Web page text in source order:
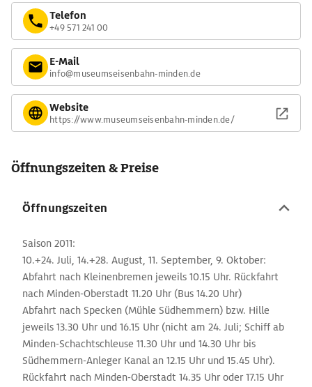
Telefon
+49 571 241 00
E-Mail
info@museumseisenbahn-minden.de
Website
https://www.museumseisenbahn-minden.de/
Öffnungszeiten & Preise
Öffnungszeiten
Saison 2011:
10.+24. Juli, 14.+28. August, 11. September, 9. Oktober:
Abfahrt nach Kleinenbremen jeweils 10.15 Uhr. Rückfahrt
nach Minden-Oberstadt 11.20 Uhr (Bus 14.20 Uhr)
Abfahrt nach Specken (Mühle Südhemmern) bzw. Hille
jeweils 13.30 Uhr und 16.15 Uhr (nicht am 24. Juli; Schiff ab
Minden-Schachtschleuse 11.30 Uhr und 14.30 Uhr bis
Südhemmern-Anleger Kanal an 12.15 Uhr und 15.45 Uhr).
Rückfahrt nach Minden-Oberstadt 14.35 Uhr oder 17.15 Uhr